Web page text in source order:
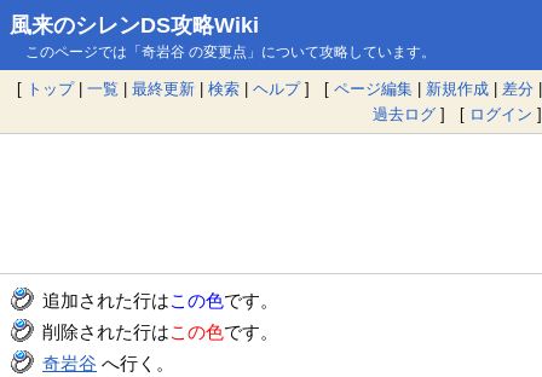
風来のシレンDS攻略Wiki
このページでは「奇岩谷 の変更点」について攻略しています。
[ トップ| 一覧 | 最終更新 | 検索 | ヘルプ] [ ページ編集 | 新規作成 | 差分 |
過去ログ ] [ ログイン ]
追加された行はこの色です。
削除された行はこの色です。
奇岩谷 へ行く。